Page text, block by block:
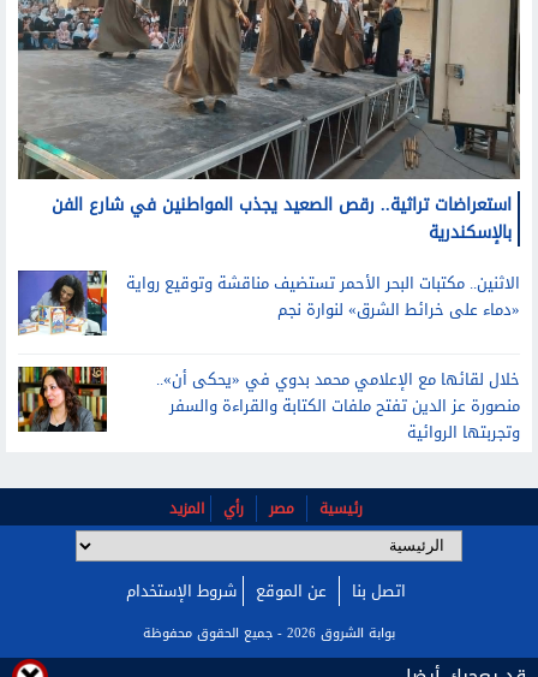
استعراضات تراثية.. رقص الصعيد يجذب المواطنين في شارع الفن
بالإسكندرية
الاثنين.. مكتبات البحر الأحمر تستضيف مناقشة وتوقيع رواية
«دماء على خرائط الشرق» لنوارة نجم
منصورة عز الدين تفتح ملفات الكتابة والقراءة والسفر
وتجربتها الروائية
رئيسية مصر رأي المزيد
اتصل بنا عن الموقع شروط الإستخدام
بوابة الشروق 2026 - جميع الحقوق محفوظة